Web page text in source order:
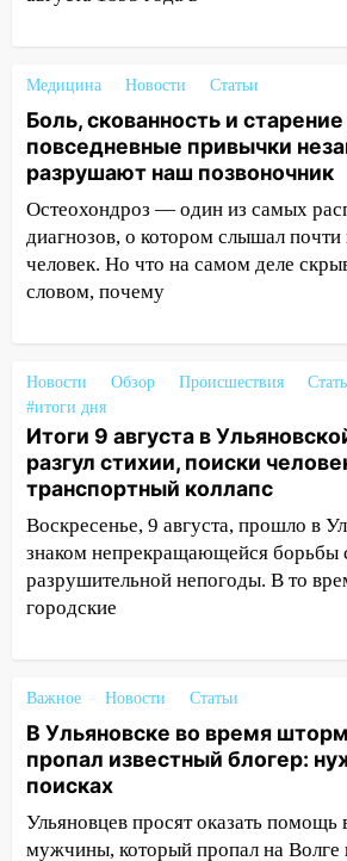
автомобиль
новых начинаний: гороскоп
знаков зодиака на неделю
августа
13:00 На проспекте
Ульяновске образовалось
12:57 В Ульяновской
крупный град
Где есть бензин в
11:55
Соцсети: светофор
машину во время сильного
Ульяновске
11:00 В Ульяновской
СНТ сидят без света
10:13 Прокуратура
недели в Ульяновской
09:15
Ураган,
автоподставы и атака
важные итоги прошедшей
Ульяновской области
08:20 В Ульяновске
трамвайную и
Медицина Новости Статьи
Боль, скованность и
повседневные привычки
разрушают наш позвоночник
Остеохондроз — один из самых
диагнозов, о котором слышал
человек. Но что на самом деле
словом, почему
Новости Обзор Происшествия
#итоги дня
Итоги 9 августа в
разгул стихии, поиски
транспортный коллапс
Воскресенье, 9 августа, прошло в
знаком непрекращающейся борьбы
разрушительной непогоды. В то
городские
Важное Новости Статьи
В Ульяновске во время
пропал известный блогер:
поисках
Ульяновцев просят оказать помощь
мужчины, который пропал на Волге